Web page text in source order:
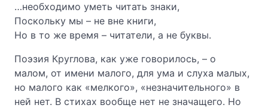
…необходимо уметь читать знаки,
Поскольку мы – не вне книги,
Но в то же время – читатели, а не буквы.
Поэзия Круглова, как уже говорилось, – о
малом, от имени малого, для ума и слуха малых,
но малого как «мелкого», «незначительного» в
ней нет. В стихах вообще нет не значащего. Но